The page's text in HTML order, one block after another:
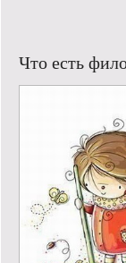
Что есть